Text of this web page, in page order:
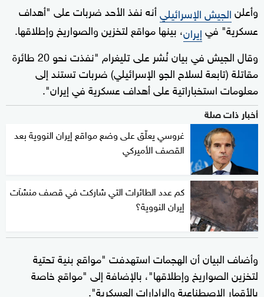
وأعلنالجيش الإسرائيليأنه نفذ الأحد ضربات على "أهداف
عسكرية" فيإيران، بينها مواقع لتخزين والصواريخ وإطلاقها.
وقال الجيش في بيان نُشر على تليغرام "نفذت نحو 20 طائرة
مقاتلة (تابعة لسلاح الجو الإسرائيلي) ضربات تستند إلى
معلومات استخباراتية على أهداف عسكرية في إيران".
أخبار ذات صلة
غروسي يعلّق على وضع مواقع إيران النووية بعد
القصف الأميركي
كم عدد الطائرات التي شاركت في قصف منشآت
إيران النووية؟
وأضاف البيان أن الهجمات استهدفت "مواقع بنية تحتية
لتخزين الصواريخ وإطلاقها"، بالإضافة إلى "مواقع خاصة
بالأقمار الاصطناعية والرادارات العسكرية".